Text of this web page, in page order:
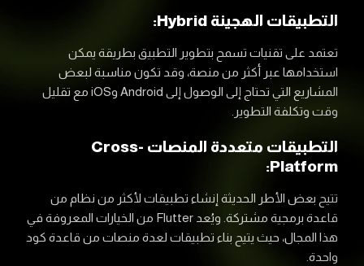
التطبيقات الهجينة Hybrid:
تعتمد على تقنيات تسمح بتطوير التطبيق بطريقة يمكن
استخدامها عبر أكثر من منصة، وقد تكون مناسبة لبعض
المشاريع التي تحتاج إلى الوصول إلى Android وiOS مع تقليل
وقت وتكلفة التطوير.
التطبيقات متعددة المنصات Cross-
Platform:
تتيح بعض الأطر الحديثة إنشاء تطبيقات لأكثر من نظام من
قاعدة برمجية مشتركة. ويُعد Flutter من الخيارات المعروفة في
هذا المجال، حيث يتيح بناء تطبيقات لعدة منصات من قاعدة كود
واحدة.